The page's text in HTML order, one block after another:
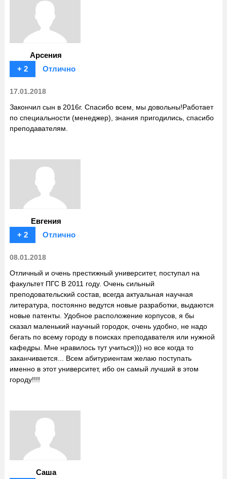
Арсения
+ 2
Отлично
17.01.2018
Закончил сын в 2016г. Спасибо всем, мы довольны!Работает
по специальности (менеджер), знания пригодились, спасибо
преподавателям.
Евгения
+ 2
Отлично
08.01.2018
Отличный и очень престижный университет, поступал на
факультет ПГС В 2011 году. Очень сильный
преподовательский состав, всегда актуальная научная
литература, постоянно ведутся новые разработки, выдаются
новые патенты. Удобное расположение корпусов, я бы
сказал маленький научный городок, очень удобно, не надо
бегать по всему городу в поисках преподавателя или нужной
кафедры. Мне нравилось тут учиться))) но все когда то
заканчивается... Всем абитуриентам желаю поступать
именно в этот университет, ибо он самый лучший в этом
городу!!!!
Саша